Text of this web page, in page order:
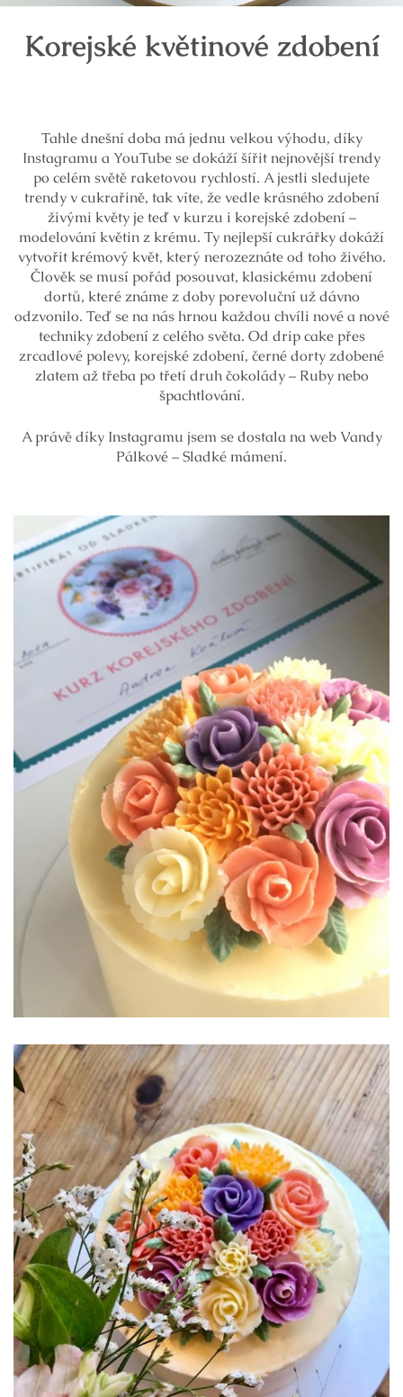
Korejské květinové zdobení
Tahle dnešní doba má jednu velkou výhodu, díky
Instagramu a YouTube se dokáží šířit nejnovější trendy
po celém světě raketovou rychlostí. A jestli sledujete
trendy v cukrařině, tak víte, že vedle krásného zdobení
živými květy je teď v kurzu i korejské zdobení –
modelování květin z krému. Ty nejlepší cukrářky dokáží
vytvořit krémový květ, který nerozeznáte od toho živého.
Člověk se musí pořád posouvat, klasickému zdobení
dortů, které známe z doby porevoluční už dávno
odzvonilo. Teď se na nás hrnou každou chvíli nové a nové
techniky zdobení z celého světa. Od drip cake přes
zrcadlové polevy, korejské zdobení, černé dorty zdobené
zlatem až třeba po třetí druh čokolády – Ruby nebo
špachtlování.
A právě díky Instagramu jsem se dostala na web Vandy
Pálkové – Sladké mámení.